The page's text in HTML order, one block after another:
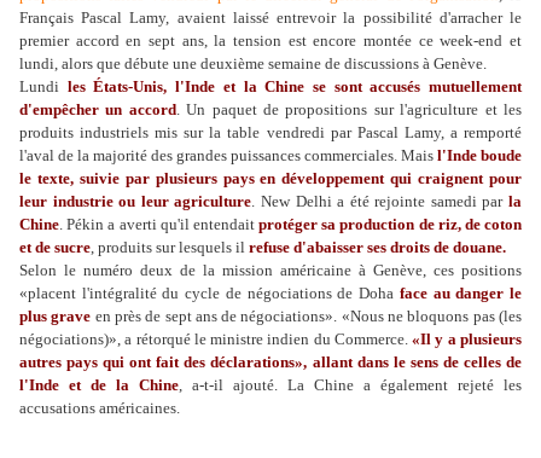
Français Pascal Lamy, avaient laissé entrevoir la possibilité d'arracher le
premier accord en sept ans, la tension est encore montée ce week-end et
lundi, alors que débute une deuxième semaine de discussions à Genève.
Lundi les États-Unis, l'Inde et la Chine se sont accusés mutuellement
d'empêcher un accord. Un paquet de propositions sur l'agriculture et les
produits industriels mis sur la table vendredi par Pascal Lamy, a remporté
l'aval de la majorité des grandes puissances commerciales. Mais l'Inde boude
le texte, suivie par plusieurs pays en développement qui craignent pour
leur industrie ou leur agriculture. New Delhi a été rejointe samedi parla
Chine. Pékin a averti qu'il entendait protéger sa production de riz, de coton
et de sucre, produits sur lesquels il refuse d'abaisser ses droits de douane.
Selon le numéro deux de la mission américaine à Genève, ces positions
«placent l'intégralité du cycle de négociations de Doha face au danger le
plus grave en près de sept ans de négociations». «Nous ne bloquons pas (les
négociations)», a rétorqué le ministre indien du Commerce.«Il y a plusieurs
autres pays qui ont fait des déclarations», allant dans le sens de celles de
l'Inde et de la Chine, a-t-il ajouté. La Chine a également rejeté les
accusations américaines.